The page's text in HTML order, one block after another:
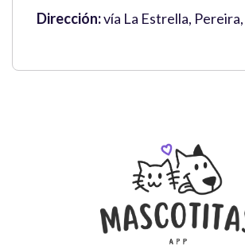
Dirección:vía La Estrella,